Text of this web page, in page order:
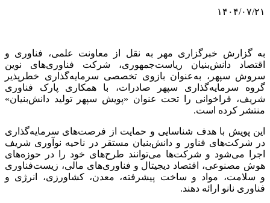
۱۴۰۴/۰۷/۲۱
به گزارش خبرگزاری مهر به نقل از معاونت علمی، فناوری و
اقتصاد دانش‌بنیان ریاست‌جمهوری، شرکت فناوری‌های نوین
سروش سپهر، به‌عنوان بازوی تخصصی سرمایه‌گذاری خطرپذیر
گروه سرمایه‌گذاری سپهر صادرات، با همکاری پارک فناوری
شریف، فراخوانی را تحت عنوان «پویش سپهر تولید دانش‌بنیان»
منتشر کرده است.
این پویش با هدف شناسایی و حمایت از فرصت‌های سرمایه‌گذاری
در شرکت‌های فناور و دانش‌بنیان مستقر در ناحیه نوآوری شریف
اجرا می‌شود و شرکت‌ها می‌توانند طرح‌های خود را در حوزه‌های
هوش مصنوعی، اقتصاد دیجیتال و فناوری‌های مالی، زیست‌فناوری
و سلامت، مواد و ساخت پیشرفته، معدن، کشاورزی، انرژی و
فناوری نانو ارائه دهند.